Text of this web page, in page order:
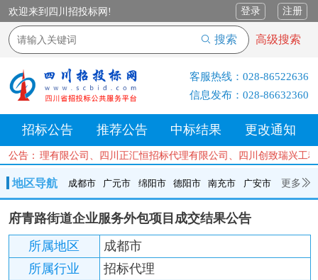
欢迎来到四川招投标网! 登录 注册
搜索 高级搜索
客服热线： 028-86522636
信息发布： 028-86632360
招标公告 推荐公告 中标结果 更改通知
公告： 有限公司、四川正汇恒招标代理有限公司、四川创致瑞
地区导航 成都市 广元市 绵阳市 德阳市 南充市 广安市 更多
成都市 广元市 绵阳市 德阳市 南充市 广安市
内江市
乐山市 自贡市 泸州市 宜宾市 攀枝花
巴中市
达州市
资阳市 眉山市 雅安市 阿坝州 甘孜州 凉山州
府青路街道企业服务外包项目成交结果公告
所属地区
成都市
所属行业
招标代理